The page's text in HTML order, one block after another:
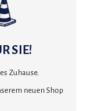
SIE!
Zuhause.
neuen Shop